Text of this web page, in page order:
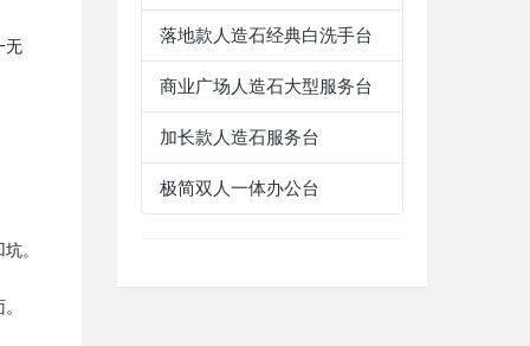
无
。
落地款人造石经典白洗手台
商业广场人造石大型服务台
加长款人造石服务台
极简双人一体办公台